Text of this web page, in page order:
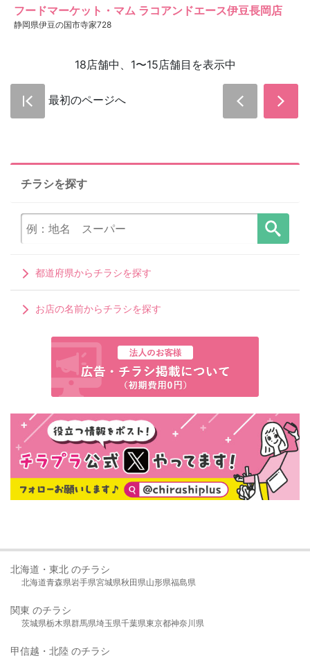
フードマーケット・マム ラコアンドエース伊豆長岡店
静岡県伊豆の国市寺家728
18店舗中、1〜15店舗目を表示中
最初のページへ
チラシを探す
都道府県からチラシを探す
お店の名前からチラシを探す
北海道・東北 のチラシ
北海道青森県岩手県宮城県秋田県山形県福島県
関東 のチラシ
茨城県栃木県群馬県埼玉県千葉県東京都神奈川県
甲信越・北陸 のチラシ